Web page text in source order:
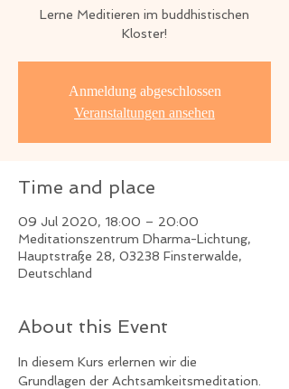
Lerne Meditieren im buddhistischen
Kloster!
Anmeldung abgeschlossen
Veranstaltungen ansehen
Time and place
09 Jul 2020, 18:00 – 20:00
Meditationszentrum Dharma-Lichtung,
Hauptstraße 28, 03238 Finsterwalde,
Deutschland
About this Event
In diesem Kurs erlernen wir die
Grundlagen der Achtsamkeitsmeditation.